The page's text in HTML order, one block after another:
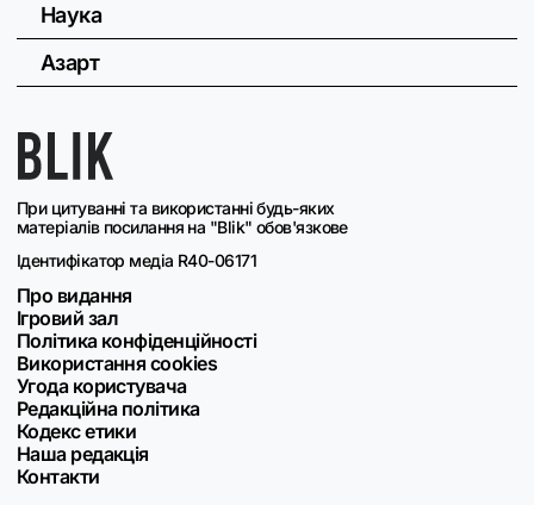
При цитуванні та використанні будь-яких
матеріалів посилання на "Blik" обов'язкове
Ідентифікатор медіа R40-06171
Про видання
Ігровий зал
Політика конфіденційності
Використання cookies
Угода користувача
Редакційна політика
Кодекс етики
Наша редакція
Контакти
Наука
Азарт